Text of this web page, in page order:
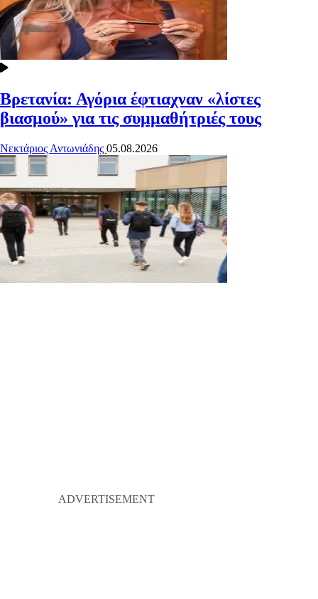
Βρετανία: Αγόρια έφτιαχναν «λίστες
βιασμού» για τις συμμαθήτριές τους
Νεκτάριος Αντωνιάδης 05.08.2026